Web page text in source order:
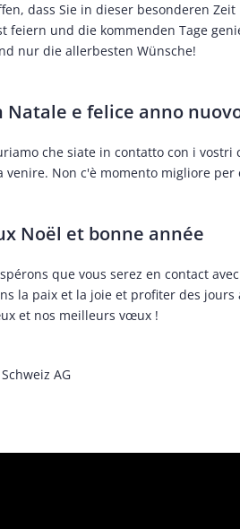
dass Sie in dieser besonderen
feiern und die kommenden Tage
nur die allerbesten Wünsche!
Natale e felice anno
che siate in contatto con i
venire. Non c'è momento migliore
Noël et bonne année
que vous serez en contact
la paix et la joie et profiter des
et nos meilleurs vœux !
Schweiz AG